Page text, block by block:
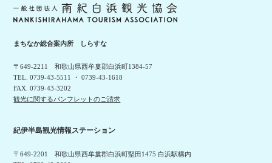
まちなか総合案内所 しらすな
〒649-2211 和歌山県西牟婁郡白浜町1384-57
TEL. 0739-43-5511 ・ 0739-43-1618
FAX. 0739-43-3202
観光に関するパンフレットのご請求
紀伊半島観光情報ステーション
〒649-2201 和歌山県西牟婁郡白浜町堅田1475 白浜駅構内